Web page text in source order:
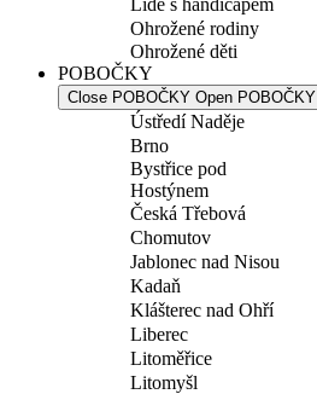
Lidé s handicapem
Ohrožené rodiny
Ohrožené děti
POBOČKY
Close POBOČKY Open POBOČKY
Ústředí Naděje
Brno
Bystřice pod
Hostýnem
Česká Třebová
Chomutov
Jablonec nad Nisou
Kadaň
Klášterec nad Ohří
Liberec
Litoměřice
Litomyšl